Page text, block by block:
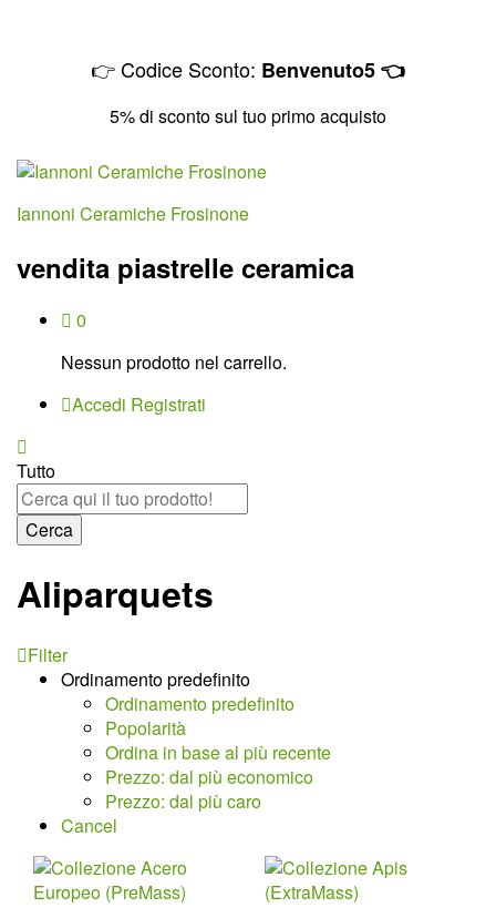
👉 Codice Sconto: Benvenuto5 👈
5% di sconto sul tuo primo acquisto
Iannoni Ceramiche Frosinone
vendita piastrelle ceramica
0
Nessun prodotto nel carrello.
Accedi Registrati
Tutto
Cerca
Aliparquets
Filter
Ordinamento predefinito
Ordinamento predefinito
Popolarità
Ordina in base al più recente
Prezzo: dal più economico
Prezzo: dal più caro
Cancel